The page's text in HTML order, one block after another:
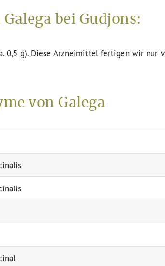
bei Gudjons:
g). Diese Arzneimittel fertigen wir nur
von Galega